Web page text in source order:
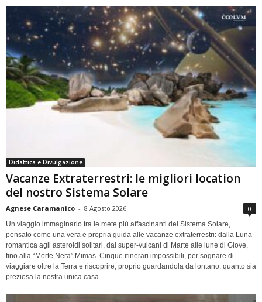
Didattica e Divulgazione
Vacanze Extraterrestri: le migliori location
del nostro Sistema Solare
Agnese Caramanico - 8 Agosto 2026 0
Un viaggio immaginario tra le mete più affascinanti del Sistema Solare,
pensato come una vera e propria guida alle vacanze extraterrestri: dalla Luna
romantica agli asteroidi solitari, dai super-vulcani di Marte alle lune di Giove,
fino alla “Morte Nera” Mimas. Cinque itinerari impossibili, per sognare di
viaggiare oltre la Terra e riscoprire, proprio guardandola da lontano, quanto sia
preziosa la nostra unica casa